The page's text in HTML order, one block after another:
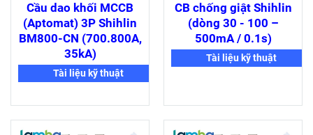
Cầu dao khối MCCB
(Aptomat) 3P Shihlin
BM800-CN (700.800A,
35kA)
Tài liệu kỹ thuật
CB chống giật Shihlin
(dòng 30 - 100 –
500mA / 0.1s)
Tài liệu kỹ thuật